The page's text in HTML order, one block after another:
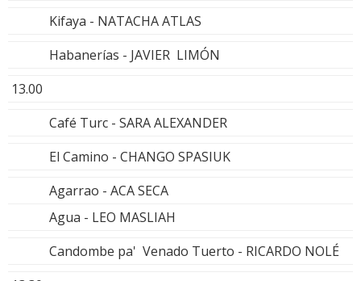
Kifaya - NATACHA ATLAS
Habanerías - JAVIER LIMÓN
13.00
Café Turc - SARA ALEXANDER
El Camino - CHANGO SPASIUK
Agarrao - ACA SECA
Agua - LEO MASLIAH
Candombe pa' Venado Tuerto - RICARDO NOLÉ